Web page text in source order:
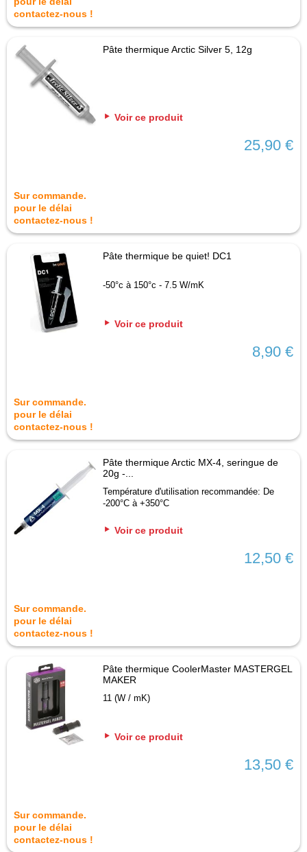
contactez-nous !
Pâte thermique Arctic Silver 5, 12g
Voir ce produit
25,90 €
Sur commande.
pour le délai
contactez-nous !
Pâte thermique be quiet! DC1
-50°c à 150°c - 7.5 W/mK
Voir ce produit
8,90 €
Sur commande.
pour le délai
contactez-nous !
Pâte thermique Arctic MX-4, seringue de
20g -...
Température d'utilisation recommandée: De
-200°C à +350°C
Voir ce produit
12,50 €
Sur commande.
pour le délai
contactez-nous !
Pâte thermique CoolerMaster MASTERGEL
MAKER
11 (W / mK)
Voir ce produit
13,50 €
Sur commande.
pour le délai
contactez-nous !